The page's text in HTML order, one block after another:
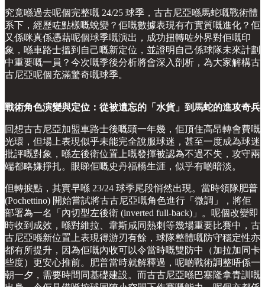
究竟喺過去呢個完整嘅 24/25 球季，古古尼亞喺馬蛇嘅戰術體
系下，經歷咗點樣嘅蛻變？佢嘅數據表現有冇實質嘅進化？佢
又係咪真係憑藉呢個球季嘅演出，成功扭轉咗外界對佢嘅印
象，喺車路士搵到自己嘅新定位，並證明自己係球隊未來計劃
中重要嘅一員？今次嘅季後分析將會深入剖析，為大家解構古
古尼亞呢個充滿驚奇嘅球季。
戰術角色演變與定位：從被遺忘的「水貨」到馬蛇的進攻奇兵
回想古古尼亞加盟車路士後嘅頭一年幾，佢頂住高昂轉會費嘅
光環，但場上表現似乎未能完全說服球迷，甚至一度成為球迷
批評嘅對象，喺左後衛位置上嘅發揮被認為不過不失，攻守兩
端都略嫌掙扎。眼睇佢嘅史丹福橋生涯，似乎有啲暗淡。
但轉捩點，其實早喺 23/24 球季尾段悄然出現。當時領隊肥普
(Pochettino) 開始嘗試將古古尼亞嘅角色進行「微調」，將佢
部署為一名「內切型左後衛 (inverted full-back)」。呢個改變即
時收到成效，喺對維拉、韋斯咸同熱刺等幾場重要比賽中，古
古尼亞喺新位置上表現得游刃有餘，球隊整體嘅防守穩定性亦
都有所提升，因為佢嘅內收可以令當時嘅雙防中（加拉加同卡
些度）更安心推前。肥普當時就解釋過，呢啲戰術調整唔係一
朝一夕，需要時間同基礎建設。而古古尼亞喺巴塞隆拿青訓嘅